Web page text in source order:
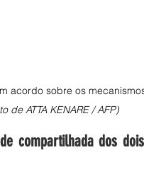
acordo sobre os
de ATTA KENARE / AFP)
compartilhada dos